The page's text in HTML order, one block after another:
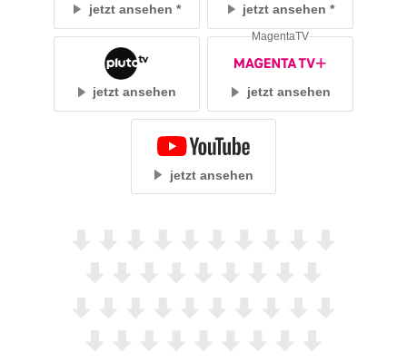
jetzt ansehen jetzt ansehen
jetzt ansehen jetzt ansehen
MagentaTV
jetzt ansehen